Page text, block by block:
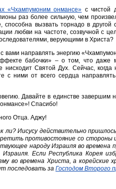
«Чхампумоним онмансе» с чистой
раз более сильную, чем
способна вызвать торнадо в
любви на частоте, созвучной с
верующими в Христа?
вами направлять энергию
бабочки» – о том, что даже
Святой Дух. Сейчас,
с ними от всего сердца
Давайте в единстве завершим
Спасибо!
Отца. Аджу!
ли? Иисусу действительно
противостояние со стороны
народу Израиля во времена
Если Республика Корея
во времена Христа, а корейские
последовать за Господом Второго